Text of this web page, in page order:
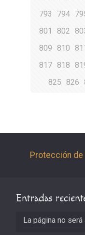
793
794
801
802
809
810
817 818
825
826
Protección de
Entradas
La página no